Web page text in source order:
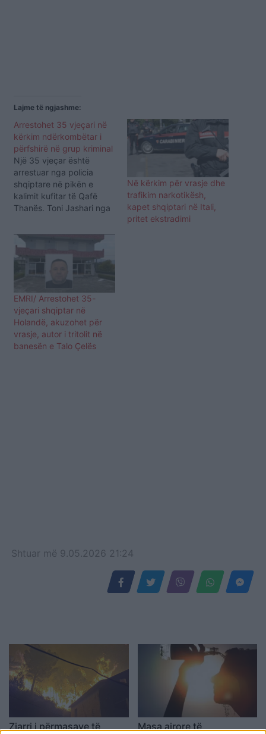
Lajme të ngjashme:
Arrestohet 35 vjeçari në
kërkim ndërkombëtar i
përfshirë në grup kriminal
Një 35 vjeçar është
arrestuar nga policia
shqiptare në pikën e
kalimit kufitar të Qafë
Thanës. Toni Jashari nga
ndalua nga policia për
kontroll, nga ku rezultoi
në kërkim ndërkombëtar.
Tanimë, ai pritet të
ekstradohet drejt
Kroacisë. Në vitin 2018, ai
ishte…
Në kërkim për vrasje dhe
trafikim narkotikësh,
kapet shqiptari në Itali,
pritet ekstradimi
EMRI/ Arrestohet 35-
vjeçari shqiptar në
Holandë, akuzohet për
vrasje, autor i tritolit në
banesën e Talo Çelës
Shtuar më 9.05.2026 21:24
Zjarri i përmasave të
Masa ajrore të